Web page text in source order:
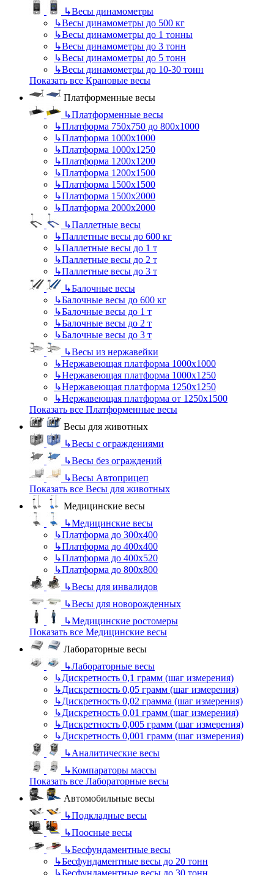
↳Весы динамометры
↳Весы динамометры до 500 кг
↳Весы динамометры до 1 тонны
↳Весы динамометры до 3 тонн
↳Весы динамометры до 5 тонн
↳Весы динамометры до 10-30 тонн
Показать все Крановые весы
Платформенные весы
↳Платформенные весы
↳Платформа 750х750 до 800х1000
↳Платформа 1000х1000
↳Платформа 1000х1250
↳Платформа 1200х1200
↳Платформа 1200х1500
↳Платформа 1500х1500
↳Платформа 1500х2000
↳Платформа 2000х2000
↳Паллетные весы
↳Паллетные весы до 600 кг
↳Паллетные весы до 1 т
↳Паллетные весы до 2 т
↳Паллетные весы до 3 т
↳Балочные весы
↳Балочные весы до 600 кг
↳Балочные весы до 1 т
↳Балочные весы до 2 т
↳Балочные весы до 3 т
↳Весы из нержавейки
↳Нержавеющая платформа 1000х1000
↳Нержавеющая платформа 1000х1250
↳Нержавеющая платформа 1250х1250
↳Нержавеющая платформа от 1250х1500
Показать все Платформенные весы
Весы для животных
↳Весы с ограждениями
↳Весы без ограждений
↳Весы Автоприцеп
Показать все Весы для животных
Медицинские весы
↳Медицинские весы
↳Платформа до 300х400
↳Платформа до 400х400
↳Платформа до 400х520
↳Платформа до 800х800
↳Весы для инвалидов
↳Весы для новорожденных
↳Медицинские ростомеры
Показать все Медицинские весы
Лабораторные весы
↳Лабораторные весы
↳Дискретность 0,1 грамм (шаг измерения)
↳Дискретность 0,05 грамм (шаг измерения)
↳Дискретность 0,02 грамма (шаг измерения)
↳Дискретность 0,01 грамм (шаг измерения)
↳Дискретность 0,005 грамм (шаг измерения)
↳Дискретность 0,001 грамм (шаг измерения)
↳Аналитические весы
↳Компараторы массы
Показать все Лабораторные весы
Автомобильные весы
↳Подкладные весы
↳Поосные весы
↳Бесфундаментные весы
↳Бесфундаментные весы до 20 тонн
↳Бесфундаментные весы до 30 тонн